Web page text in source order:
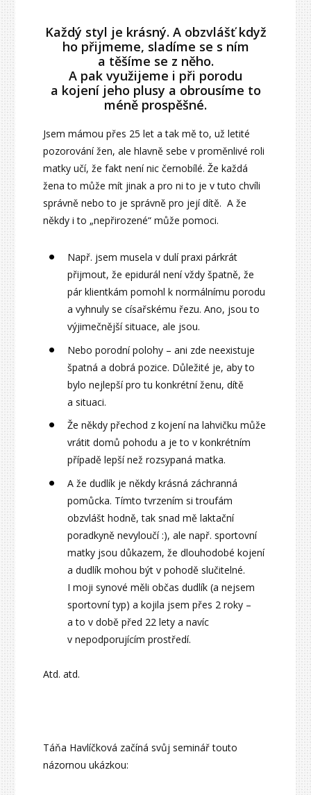
Každý styl je krásný. A obzvlášť když
ho přijmeme, sladíme se s ním
a těšíme se z něho.
A pak využijeme i při porodu
a kojení jeho plusy a obrousíme to
méně prospěšné.
Jsem mámou přes 25 let a tak mě to, už letité
pozorování žen, ale hlavně sebe v proměnlivé roli
matky učí, že fakt není nic černobílé. Že každá
žena to může mít jinak a pro ni to je v tuto chvíli
správně nebo to je správně pro její dítě. A že
někdy i to „nepřirozené“ může pomoci.
Např. jsem musela v dulí praxi párkrát
přijmout, že epidurál není vždy špatně, že
pár klientkám pomohl k normálnímu porodu
a vyhnuly se císařskému řezu. Ano, jsou to
výjimečnější situace, ale jsou.
Nebo porodní polohy – ani zde neexistuje
špatná a dobrá pozice. Důležité je, aby to
bylo nejlepší pro tu konkrétní ženu, dítě
a situaci.
Že někdy přechod z kojení na lahvičku může
vrátit domů pohodu a je to v konkrétním
případě lepší než rozsypaná matka.
A že dudlík je někdy krásná záchranná
pomůcka. Tímto tvrzením si troufám
obzvlášt hodně, tak snad mě laktační
poradkyně nevyloučí :), ale např. sportovní
matky jsou důkazem, že dlouhodobé kojení
a dudlík mohou být v pohodě slučitelné.
I moji synové měli občas dudlík (a nejsem
sportovní typ) a kojila jsem přes 2 roky –
a to v době před 22 lety a navíc
v nepodporujícím prostředí.
Atd. atd.
Táňa Havlíčková začíná svůj seminář touto
názornou ukázkou: